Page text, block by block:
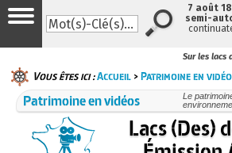
Sur les lacs
Vous êtes ici :Accueil >Patrimoine en
Patrimoine en vidéos
Le
Lacs (Des)
7 août
semi-